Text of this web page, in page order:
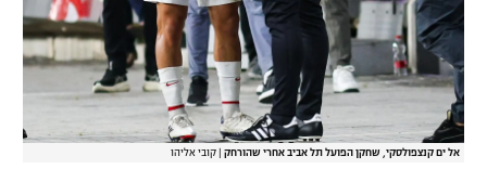
אל ים קנצפולסקי, שחקן הפועל תל אביב אחרי שהורחק קובי אליהו